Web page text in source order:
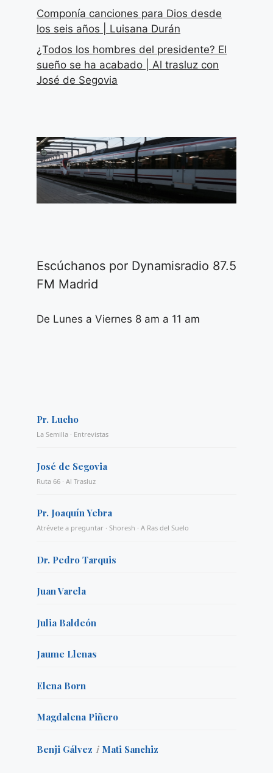
Componía canciones para Dios desde
los seis años | Luisana Durán
¿Todos los hombres del presidente? El
sueño se ha acabado | Al trasluz con
José de Segovia
Escúchanos por Dynamisradio 87.5
FM Madrid
De Lunes a Viernes 8 am a 11 am
Pr. Lucho
La Semilla · Entrevistas
José de Segovia
Ruta 66 · Al Trasluz
Pr. Joaquín Yebra
Atrévete a preguntar · Shoresh · A Ras del Suelo
Dr. Pedro Tarquis
Juan Varela
Julia Baldeón
Jaume Llenas
Elena Born
Magdalena Piñero
Benji Gálvez i Mati Sanchiz